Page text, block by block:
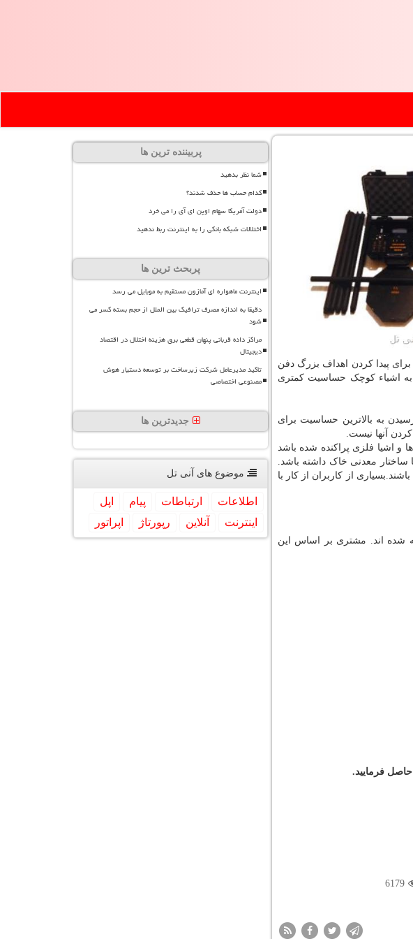
پیدا کردن اهداف بزرگ دفن
به اشیاء کوچک حساسیت کمتری
به بالاترین حساسیت برای
آنها نیست.
و اشیا فلزی پراکنده شده باشد
ساختار معدنی خاک داشته باشد.
از کاربران از کار با
شده اند. مشتری بر اساس این
فرمایید.
6179
پربیننده ترین ها
شما نظر بدهید
کدام حساب ها حذف شدند؟
دولت آمریکا سهام اوپن ای آی را می خرد
اختلالات شبکه بانکی را به اینترنت ربط ندهید
پربحث ترین ها
اینترنت ماهواره ای آمازون مستقیم به موبایل می رسد
دقیقا به اندازه مصرف ترافیک بین الملل از حجم بسته کسر می
شود
مراکز داده قربانی پنهان قطعی برق هزینه اختلال در اقتصاد
دیجیتال
تاکید مدیرعامل شرکت زیرساخت بر توسعه دستیار هوش
مصنوعی اختصاصی
جدیدترین ها
موضوع های آنی تل
اطلاعات ارتباطات پیام
اپل
اینترنت
آنلاین رپورتاژ اپراتور